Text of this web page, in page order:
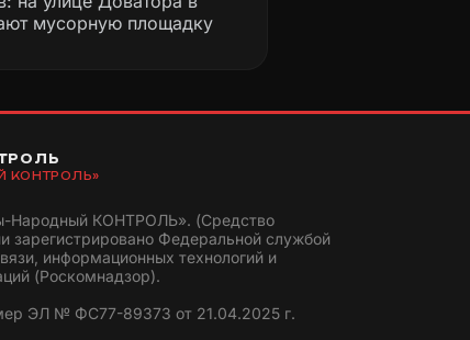
мусорную площадку
КОНТРОЛЬ»
Народный КОНТРОЛЬ». (Средство
зарегистрировано Федеральной службой
информационных технологий и
(Роскомнадзор).
ЭЛ № ФС77-89373 от 21.04.2025 г.